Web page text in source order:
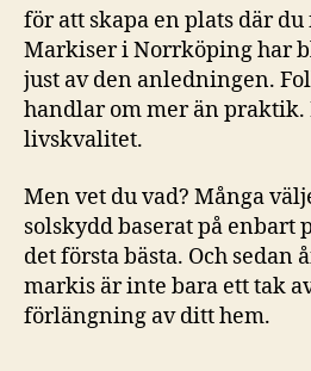
för att skapa en plats där
Markiser i Norrköping har
just av den anledningen.
handlar om mer än praktik.
livskvalitet.
Men vet du vad? Många
solskydd baserat på enbart
det första bästa. Och sedan
markis är inte bara ett tak
förlängning av ditt hem.